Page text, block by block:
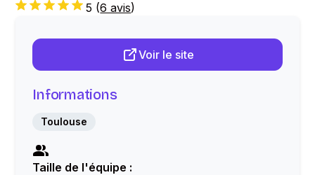
5 (6 avis)
Voir le site
Informations
Toulouse
Taille de l'équipe :